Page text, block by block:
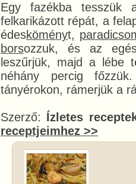
Egy fazékba tesszük
felkarikázott répát, a
édesköményt,
borsozzuk, és az
leszűrjük, majd a
néhány percig
tányérokon, rámerjük a
Szerző: Ízletes
receptjeimhez >>